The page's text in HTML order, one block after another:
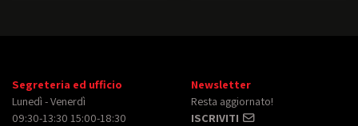
Segreteria ed ufficio
Lunedì - Venerdì
09:30-13:30 15:00-18:30
Newsletter
Resta aggiornato!
ISCRIVITI